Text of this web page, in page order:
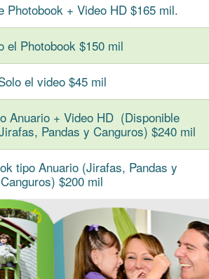
Photobook + Video HD $165 mil.
el Photobook $150 mil
el video $45 mil
Anuario + Video HD (Disponible
Pandas y Canguros) $240 mil
tipo Anuario (Jirafas, Pandas y
Canguros) $200 mil